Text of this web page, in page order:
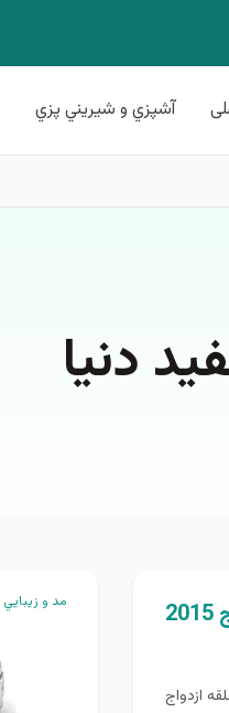
آشپزي و شيريني پزي
دنيا
جديدترين و شيك ترين مدلهاي حلقه ازدواج 2015
ازدواج
مد و زيبايي